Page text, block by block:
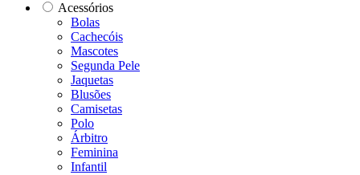
Acessórios
Bolas
Cachecóis
Mascotes
Segunda Pele
Jaquetas
Blusões
Camisetas
Polo
Árbitro
Feminina
Infantil